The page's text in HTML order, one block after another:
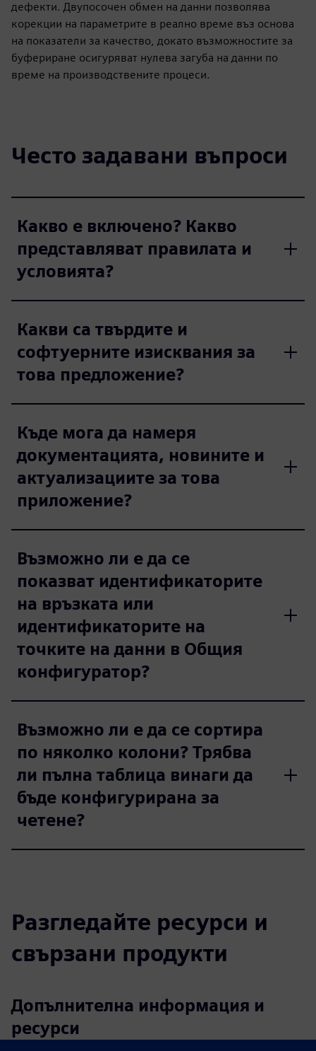
дефекти. Двупосочен обмен на данни позволява
корекции на параметрите в реално време въз основа
на показатели за качество, докато възможностите за
буфериране осигуряват нулева загуба на данни по
време на производствените процеси.
Често задавани въпроси
Какво е включено? Какво
представляват правилата и
условията?
Какви са твърдите и
софтуерните изисквания за
това предложение?
Къде мога да намеря
документацията, новините и
актуализациите за това
приложение?
Възможно ли е да се
показват идентификаторите
на връзката или
идентификаторите на
точките на данни в Общия
конфигуратор?
Възможно ли е да се сортира
по няколко колони? Трябва
ли пълна таблица винаги да
бъде конфигурирана за
четене?
Разгледайте ресурси и
свързани продукти
Допълнителна информация и
ресурси